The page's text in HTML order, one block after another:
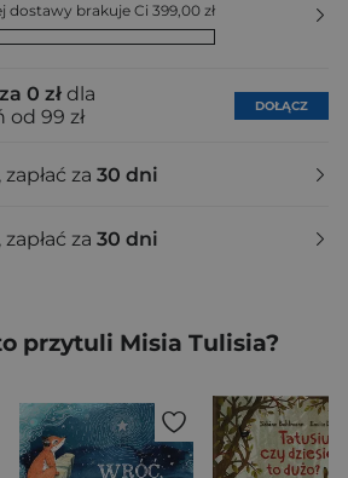
dostawy brakuje Ci 399,00 zł
0 zł dla
99 zł
DOŁĄCZ
za 30 dni
za 30 dni
przytuli Misia Tulisia?